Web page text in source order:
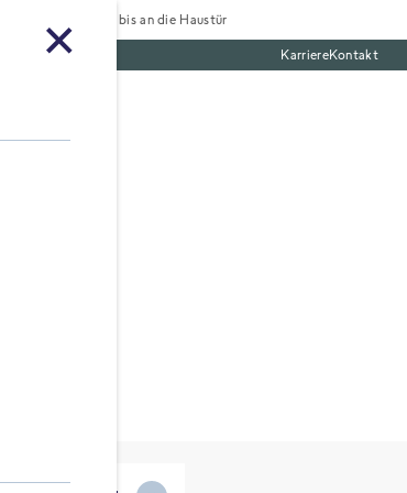
Tiefgekühlt bis an die Haustür
KarriereKontakt